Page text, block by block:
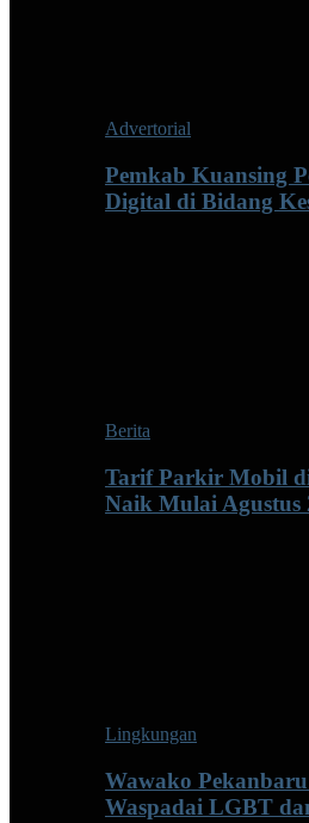
Advertorial
Pemkab Kuansing
Digital di Bidang
Berita
Tarif Parkir Mobil
Naik Mulai Agustus
Lingkungan
Wawako
Waspadai LGBT